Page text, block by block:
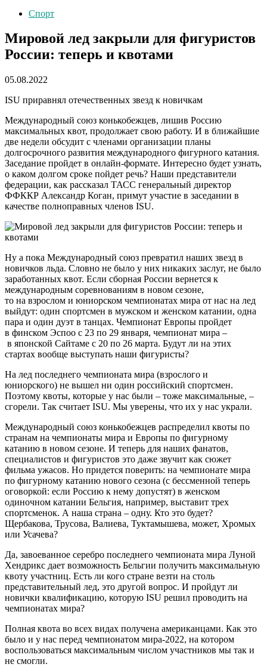
Спорт
Мировой лед закрыли для фигуристов
России: теперь и квотами
05.08.2022
ISU приравнял отечественных звезд к новичкам
Международный союз конькобежцев, лишив Россию
максимальных квот, продолжает свою работу. И в ближайшие
две недели обсудит с членами организации планы
долгосрочного развития международного фигурного катания.
Заседание пройдет в онлайн-формате. Интересно будет узнать,
о каком долгом сроке пойдет речь? Наши представители
федерации, как рассказал ТАСС генеральный директор
ФФККР Александр Коган, примут участие в заседании в
качестве полноправных членов ISU.
Ну а пока Международный союз превратил наших звезд в
новичков льда. Словно не было у них никаких заслуг, не было
заработанных квот. Если сборная России вернется к
международным соревнованиям в новом сезоне,
то на взрослом и юниорском чемпионатах мира от нас на лед
выйдут: один спортсмен в мужском и женском катании, одна
пара и один дуэт в танцах. Чемпионат Европы пройдет
в финском Эспоо с 23 по 29 января, чемпионат мира –
в японской Сайтаме с 20 по 26 марта. Будут ли на этих
стартах вообще выступать наши фигуристы?
На лед последнего чемпионата мира (взрослого и
юниорского) не вышел ни один российский спортсмен.
Поэтому квоты, которые у нас были – тоже максимальные, –
сгорели. Так считает ISU. Мы уверены, что их у нас украли.
Международный союз конькобежцев распределил квоты по
странам на чемпионаты мира и Европы по фигурному
катанию в новом сезоне. И теперь для наших фанатов,
специалистов и фигуристов это даже звучит как сюжет
фильма ужасов. Но придется поверить: на чемпионате мира
по фигурному катанию нового сезона (с бессменной теперь
оговоркой: если Россию к нему допустят) в женском
одиночном катании Бельгия, например, выставит трех
спортсменок. А наша страна – одну. Кто это будет?
Щербакова, Трусова, Валиева, Туктамышева, может, Хромых
или Усачева?
Да, завоеванное серебро последнего чемпионата мира Луной
Хендрикс дает возможность Бельгии получить максимальную
квоту участниц. Есть ли кого стране везти на столь
представительный лед, это другой вопрос. И пройдут ли
новички квалификацию, которую ISU решил проводить на
чемпионатах мира?
Полная квота во всех видах получена американцами. Как это
было и у нас перед чемпионатом мира-2022, на котором
воспользоваться максимальным числом участников мы так и
не смогли.